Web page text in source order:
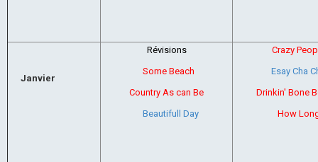
Janvier
Révisions
Some Beach
Country As can Be
Beautifull Day
Crazy
Esay Cha
Drinkin' Bone
How